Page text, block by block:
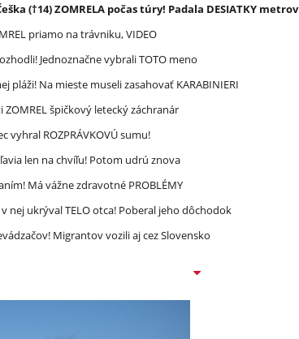
(†14) ZOMRELA počas túry! Padala DESIATKY metrov
priamo na trávniku, VIDEO
Jednoznačne vybrali TOTO meno
pláži! Na mieste museli zasahovať KARABINIERI
špičkový letecký záchranár
vyhral ROZPRÁVKOVÚ sumu!
len na chvíľu! Potom udrú znova
Má vážne zdravotné PROBLÉMY
nej ukrýval TELO otca! Poberal jeho dôchodok
Migrantov vozili aj cez Slovensko